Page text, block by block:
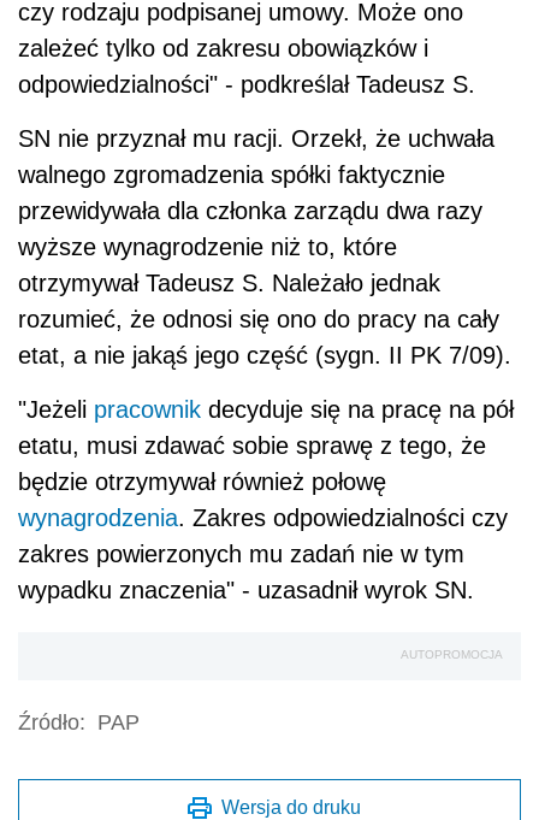
czy rodzaju podpisanej umowy. Może ono
zależeć tylko od zakresu obowiązków i
odpowiedzialności" - podkreślał Tadeusz S.
SN nie przyznał mu racji. Orzekł, że uchwała
walnego zgromadzenia spółki faktycznie
przewidywała dla członka zarządu dwa razy
wyższe wynagrodzenie niż to, które
otrzymywał Tadeusz S. Należało jednak
rozumieć, że odnosi się ono do pracy na cały
etat, a nie jakąś jego część (sygn. II PK 7/09).
"Jeżeli pracownik decyduje się na pracę na pół
etatu, musi zdawać sobie sprawę z tego, że
będzie otrzymywał również połowę
wynagrodzenia. Zakres odpowiedzialności czy
zakres powierzonych mu zadań nie w tym
wypadku znaczenia" - uzasadnił wyrok SN.
AUTOPROMOCJA
Źródło: PAP
Wersja do druku